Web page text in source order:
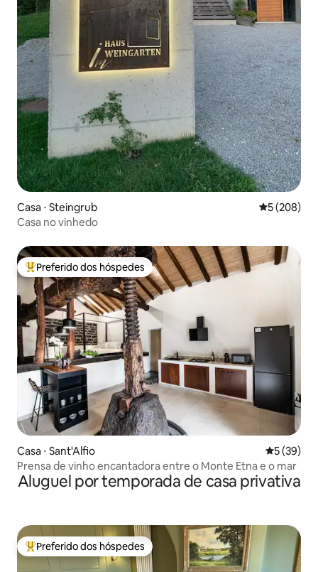
Casa ⋅ Steingrub 5 de uma
5 (208)
Casa no vinhedo
Entre os melhores preferidos dos hóspedes
Preferido dos hóspedes
Casa ⋅ Sant'Alfio 5 de uma
5 (39)
Prensa de vinho encantadora entre o Monte Etna e o mar
Aluguel por temporada de casa privativa
Entre os melhores preferidos dos hóspedes
Preferido dos hóspedes